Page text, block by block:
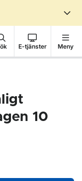
E-tjänster Meny
10